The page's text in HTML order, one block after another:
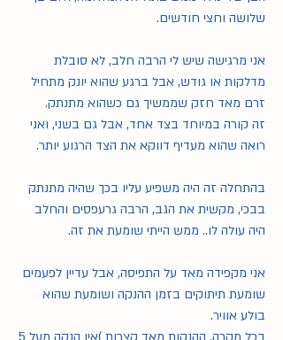
שלושה וחצי חודשים.
זרם מאד חזק שממשיך גם כשהוא מתנתק.
רואה שהוא מעדיף דווקא את הצד הרגוע יותר.
היה עולה לו.. ממש הייתי שומעת את זה.
בולע אוויר.